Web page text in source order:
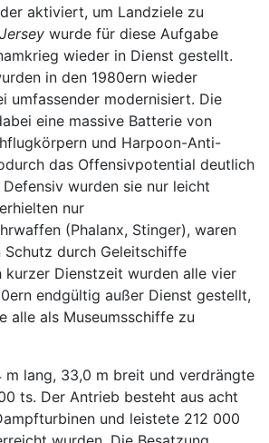
aktiviert, um Landziele zu
wurde für diese Aufgabe
wieder in Dienst gestellt.
in den 1980ern wieder
umfassender modernisiert. Die
eine massive Batterie von
und Harpoon-Anti-
das Offensivpotential deutlich
wurden sie nur leicht
nur
(Phalanx, Stinger), waren
durch Geleitschiffe
kurzer Dienstzeit wurden alle vier
endgültig außer Dienst gestellt,
alle als Museumsschiffe zu
m lang, 33,0 m breit und verdrängte
ts. Der Antrieb besteht aus acht
und leistete 212 000